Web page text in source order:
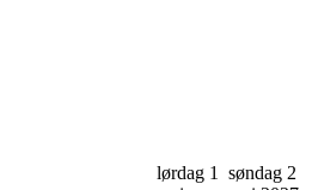
lørdag 1
søndag 2